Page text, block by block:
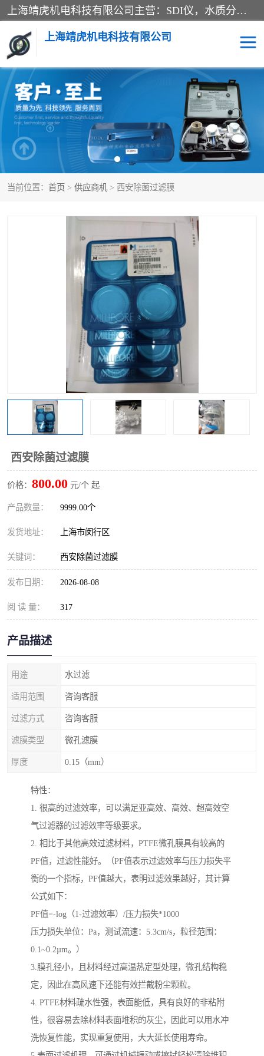
上海靖虎机电科技有限公司主营：SDI仪，水质分析仪，水质检测仪产品；上海靖虎机电科技有限公司在专业制造和研发等方面的强大的平台优势，利用自身在自动化仪表、自控系统及环保监测仪器的专长，以优良的技术，优越的产品质量和良好的服务质量与广大客户真诚合作。
上海靖虎机电科技有限公司
当前位置： 首页 > 供应商机 > 西安除菌过滤膜
西安除菌过滤膜
价格： 800.00 元/个 起
产品数量： 9999.00个
发货地址： 上海市闵行区
关键词： 西安除菌过滤膜
发布日期： 2026-08-08
阅 读 量： 317
产品描述
用途 水过滤
适用范围 咨询客服
过滤方式 咨询客服
滤膜类型 微孔滤膜
厚度 0.15（mm）
特性：
1. 很高的过滤效率，可以满足亚高效、高效、超高效空
气过滤器的过滤效率等级要求。
2. 相比于其他高效过滤材料，PTFE微孔膜具有较高的
PF值，过滤性能好。（PF值表示过滤效率与压力损失平
衡的一个指标，PF值越大，表明过滤效果越好，其计算
公式如下：
PF值=-log（1-过滤效率）/压力损失*1000
压力损失单位：Pa，测试流速：5.3cm/s，粒径范围：
0.1~0.2µm。）
3.膜孔径小，且材料经过高温热定型处理，微孔结构稳
定，因此在高风速下还能有效拦截粉尘颗粒。
4. PTFE材料疏水性强，表面能低，具有良好的非粘附
性，很容易去除材料表面堆积的灰尘，因此可以用水冲
洗恢复性能，实现重复使用，大大延长使用寿命。
SDI仪 过滤膜过滤纸
PH电导测试笔 水质分析仪
水质检测仪 电导测试笔
PH电导测试仪